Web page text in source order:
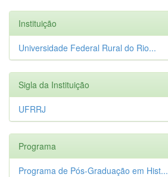
Instituição
Universidade Federal Rural do Rio...
Sigla da Instituição
UFRRJ
Programa
Programa de Pós-Graduação em Hist...